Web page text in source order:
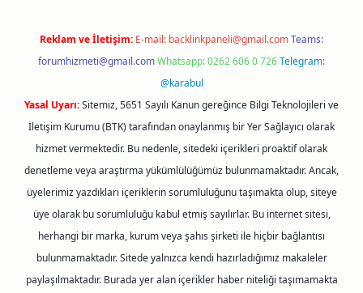
Reklam ve İletişim: E-mail: backlinkpaneli@gmail.comTeams:
forumhizmeti@gmail.comWhatsapp: 0262 606 0 726Telegram:
@karabul
Yasal Uyarı:Sitemiz, 5651 Sayılı Kanun gereğince Bilgi Teknolojileri ve
İletişim Kurumu (BTK) tarafından onaylanmış bir Yer Sağlayıcı olarak
hizmet vermektedir. Bu nedenle, sitedeki içerikleri proaktif olarak
denetleme veya araştırma yükümlülüğümüz bulunmamaktadır. Ancak,
üyelerimiz yazdıkları içeriklerin sorumluluğunu taşımakta olup, siteye
üye olarak bu sorumluluğu kabul etmiş sayılırlar. Bu internet sitesi,
herhangi bir marka, kurum veya şahıs şirketi ile hiçbir bağlantısı
bulunmamaktadır. Sitede yalnızca kendi hazırladığımız makaleler
paylaşılmaktadır. Burada yer alan içerikler haber niteliği taşımamakta